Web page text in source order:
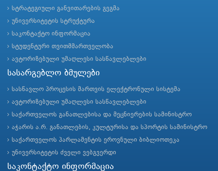
სტრატეგიული განვითარების გეგმა
უნივერსიტეტის სტრუქტურა
საკონტაქტო ინფორმაცია
სტუდენტური თვითმმართველობა
ავტორიზებული უმაღლესი სასწავლებლები
სასარგებლო ბმულები
სასწავლო პროცესის მართვის ელექტრონული სისტემა
ავტორიზებული უმაღლესი სასწავლებლები
საქართველოს განათლებისა და მეცნიერების სამინისტრო
აჭარის ა.რ. განათლების, კულტურისა და სპორტის სამინისტრო
საქართველოს პარლამენტის ეროვნული ბიბლიოთეკა
უნივერსიტეტის ძველი ვებგვერდი
საკონტაქტო ინფორმაცია